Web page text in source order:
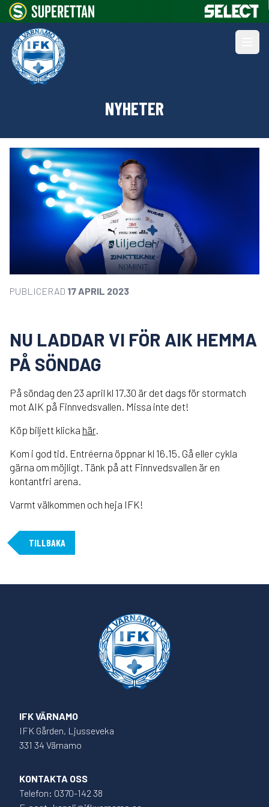
NYHETER
PUBLICERAD 17 APRIL 2023
NU LADDAR VI FÖR AIK HEMMA
PÅ SÖNDAG
På söndag den 23 april kl 17.30 är det dags för stormatch
mot AIK på Finnvedsvallen. Missa inte det!
Köp biljett klicka här.
Kom i god tid. Entréerna öppnar kl 16.15. Gå eller cykla
gärna om möjligt. Tänk på att Finnvedsvallen är en
kontantfri arena.
Varmt välkommen och heja IFK!
TILLBAKA
IFK VÄRNAMO
IFK Gården, Ljusseveka
331 34 Värnamo
KONTAKTA OSS
Telefon: 0370-142 38